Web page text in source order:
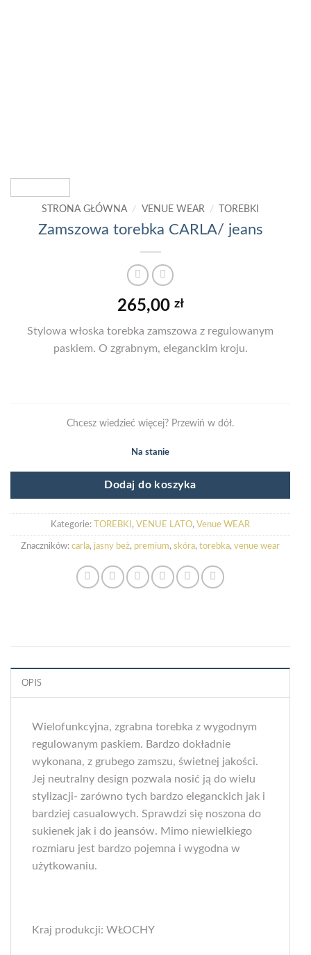
STRONA GŁÓWNA / VENUE WEAR / TOREBKI
Zamszowa torebka CARLA/ jeans
265,00 zł
Stylowa włoska torebka zamszowa z regulowanym
paskiem. O zgrabnym, eleganckim kroju.
Chcesz wiedzieć więcej? Przewiń w dół.
Na stanie
Dodaj do koszyka
Kategorie: TOREBKI , VENUE LATO, Venue WEAR
Znaczników: carla, jasny beż, premium, skóra, torebka, venue wear
OPIS
Wielofunkcyjna, zgrabna torebka z wygodnym
regulowanym paskiem. Bardzo dokładnie
wykonana, z grubego zamszu, świetnej jakości.
Jej neutralny design pozwala nosić ją do wielu
stylizacji- zarówno tych bardzo eleganckich jak i
bardziej casualowych. Sprawdzi się noszona do
sukienek jak i do jeansów. Mimo niewielkiego
rozmiaru jest bardzo pojemna i wygodna w
użytkowaniu.
Kraj produkcji: WŁOCHY